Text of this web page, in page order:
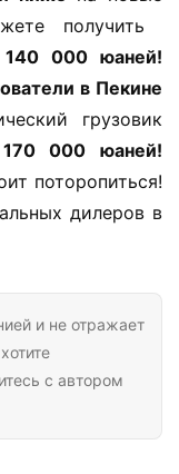
получить
140 000 юаней!​
в Пекине​
грузовик
000 юаней!​
поторопиться!
дилеров в
и не отражает
с автором